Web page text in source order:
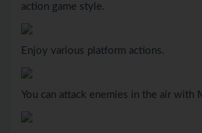
action game style.
Enjoy various platform actions.
You can attack enemies in the air with